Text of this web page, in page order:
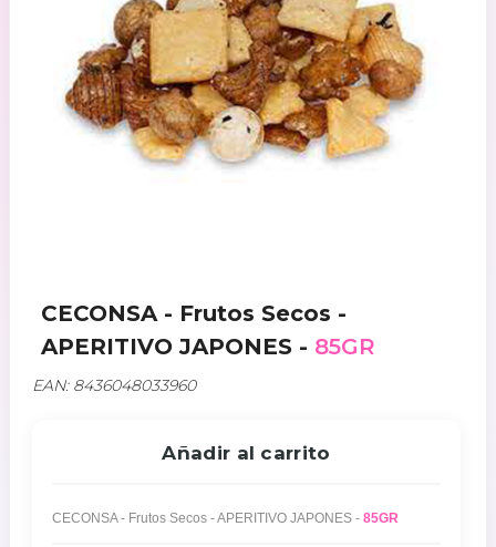
CECONSA - Frutos Secos -
APERITIVO JAPONES - 85GR
EAN: 8436048033960
Añadir al carrito
CECONSA - Frutos Secos - APERITIVO JAPONES - 85GR